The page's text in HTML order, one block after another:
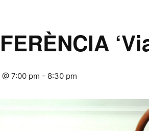
7:00 pm - 8:30 pm